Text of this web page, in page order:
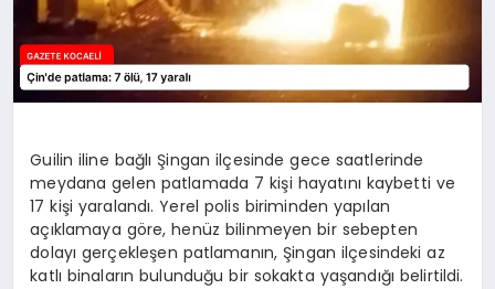
SAĞLIK
EĞITIM
Guilin iline bağlı Şingan ilçesinde gece saatlerinde
meydana gelen patlamada 7 kişi hayatını kaybetti ve
17 kişi yaralandı. Yerel polis biriminden yapılan
açıklamaya göre, henüz bilinmeyen bir sebepten
dolayı gerçekleşen patlamanın, Şingan ilçesindeki az
katlı binaların bulunduğu bir sokakta yaşandığı belirtildi.